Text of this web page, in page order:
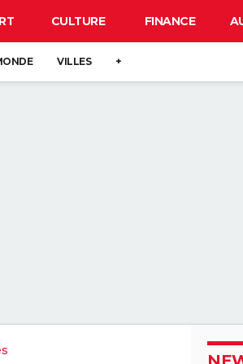
CULTURE FINANCE
VILLES +